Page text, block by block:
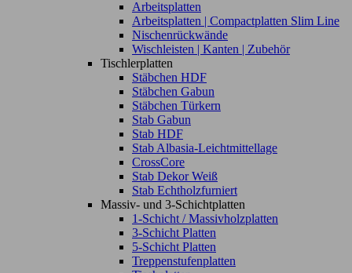
Arbeitsplatten
Arbeitsplatten | Compactplatten Slim Line
Nischenrückwände
Wischleisten | Kanten | Zubehör
Tischlerplatten
Stäbchen HDF
Stäbchen Gabun
Stäbchen Türkern
Stab Gabun
Stab HDF
Stab Albasia-Leichtmittellage
CrossCore
Stab Dekor Weiß
Stab Echtholzfurniert
Massiv- und 3-Schichtplatten
1-Schicht / Massivholzplatten
3-Schicht Platten
5-Schicht Platten
Treppenstufenplatten